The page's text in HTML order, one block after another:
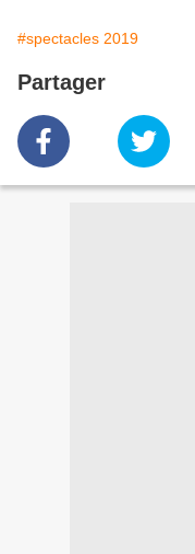
#spectacles 2019
Partager